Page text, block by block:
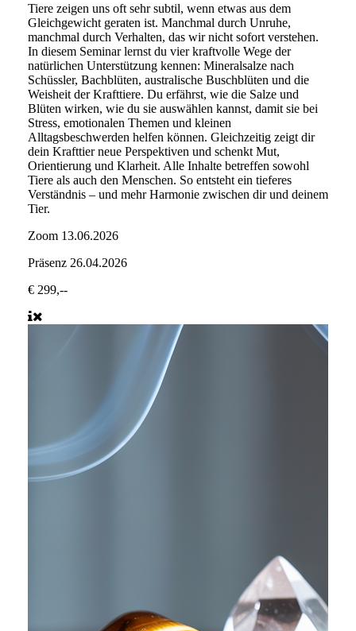
Tiere zeigen uns oft sehr subtil, wenn etwas aus dem
Gleichgewicht geraten ist. Manchmal durch Unruhe,
manchmal durch Verhalten, das wir nicht sofort verstehen.
In diesem Seminar lernst du vier kraftvolle Wege der
natürlichen Unterstützung kennen: Mineralsalze nach
Schüssler, Bachblüten, australische Buschblüten und die
Weisheit der Krafttiere. Du erfährst, wie die Salze und
Blüten wirken, wie du sie auswählen kannst, damit sie bei
Stress, emotionalen Themen und kleinen
Alltagsbeschwerden helfen können. Gleichzeitig zeigt dir
dein Krafttier neue Perspektiven und schenkt Mut,
Orientierung und Klarheit. Alle Inhalte betreffen sowohl
Tiere als auch den Menschen. So entsteht ein tieferes
Verständnis – und mehr Harmonie zwischen dir und deinem
Tier.
Zoom 13.06.2026
Präsenz 26.04.2026
€ 299,--